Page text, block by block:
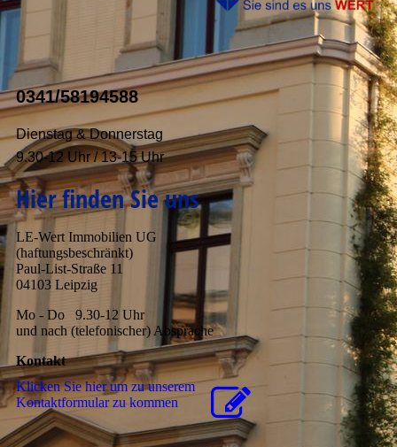
0341/58194588
Dienstag & Donnerstag
9.30-12 Uhr / 13-15 Uhr
Hier finden Sie uns
LE-Wert Immobilien UG
(haftungsbeschränkt)
Paul-List-Straße 11
04103 Leipzig
Mo - Do 9.30-12 Uhr
und nach (telefonischer) Absprache
Kontakt
Klicken Sie hier um zu unserem
Kon­takt­for­mu­lar zu kommen